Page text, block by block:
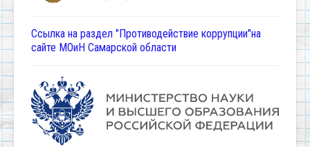
Ссылка на раздел "Противодействие коррупции"на
сайте МОиН Самарской области